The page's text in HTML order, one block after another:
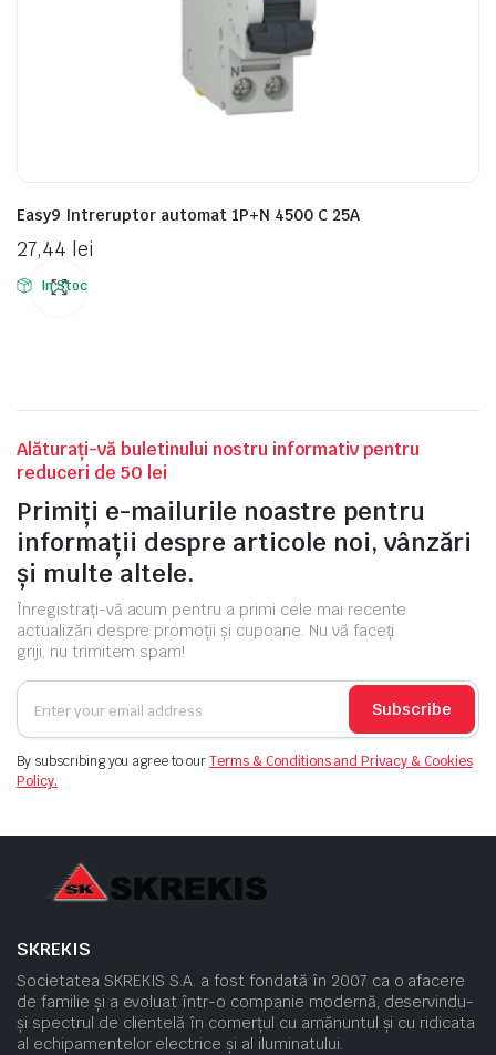
Easy9 Intreruptor automat 1P+N 4500 C 25A
27,44 lei
In Stoc
Alăturați-vă buletinului nostru informativ pentru
reduceri de 50 lei
Primiți e-mailurile noastre pentru
informații despre articole noi, vânzări
și multe altele.
Înregistrați-vă acum pentru a primi cele mai recente
actualizări despre promoții și cupoane. Nu vă faceți
griji, nu trimitem spam!
Subscribe
By subscribing you agree to ourTerms & Conditions and Privacy & Cookies
Policy.
SKREKIS
Societatea SKREKIS S.A. a fost fondată în 2007 ca o afacere
de familie și a evoluat într-o companie modernă, deservindu-
și spectrul de clientelă în comerțul cu amănuntul și cu ridicata
al echipamentelor electrice și al iluminatului.